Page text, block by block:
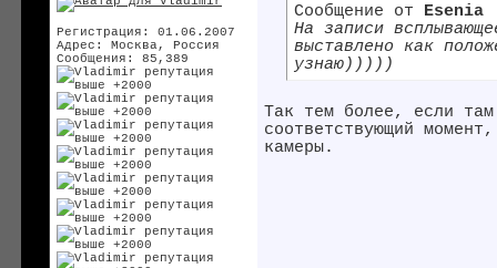
Регистрация: 01.06.2007
Адрес: Москва, Россия
Сообщения: 85,389
Сообщение от
Esenia
На записи
выставлено как
узнаю)))))
Так тем более, если
соответствующий
камеры.